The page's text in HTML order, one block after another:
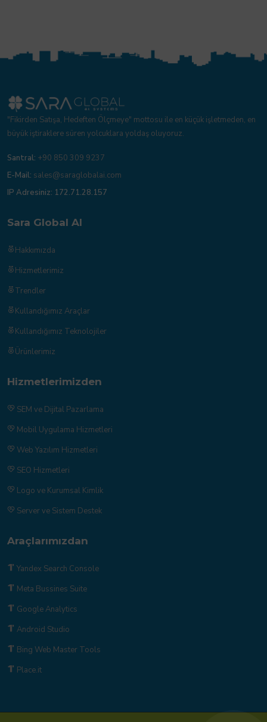
"Fikirden Satışa, Hedeften Ölçmeye" mottosu ile en küçük işletmeden, en
büyük iştiraklere süren yolcuklara yoldaş oluyoruz.
Santral: +90 850 309 9237
E-Mail: sales@saraglobalai.com
IP Adresiniz: 172.71.28.157
Sara Global AI
Hakkımızda
Hizmetlerimiz
Trendler
Kullandığımız Araçlar
Kullandığımız Teknolojiler
Ürünlerimiz
Hizmetlerimizden
SEM ve Dijital Pazarlama
Mobil Uygulama Hizmetleri
Web Yazılım Hizmetleri
SEO Hizmetleri
Logo ve Kurumsal Kimlik
Server ve Sistem Destek
Araçlarımızdan
Yandex Search Console
Meta Bussines Suite
Google Analytics
Android Studio
Bing Web Master Tools
Place.it